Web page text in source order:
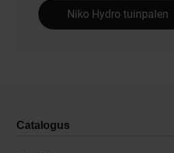
Niko Hydro tuinpalen
Catalogus